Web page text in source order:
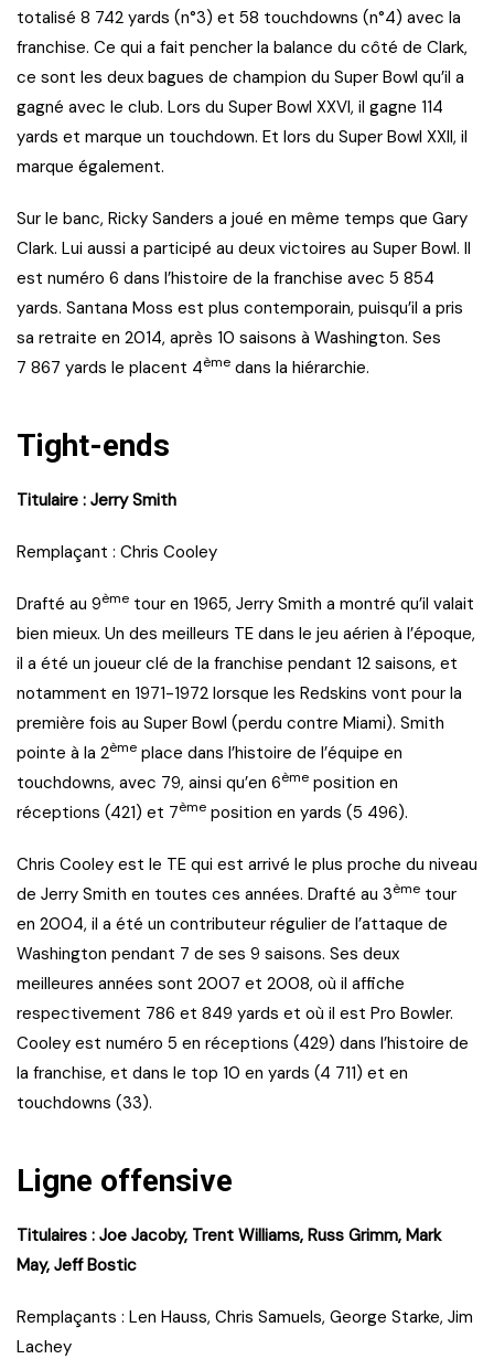
totalisé 8 742 yards (n°3) et 58 touchdowns (n°4) avec la
franchise. Ce qui a fait pencher la balance du côté de Clark,
ce sont les deux bagues de champion du Super Bowl qu’il a
gagné avec le club. Lors du Super Bowl XXVI, il gagne 114
yards et marque un touchdown. Et lors du Super Bowl XXII, il
marque également.
Sur le banc, Ricky Sanders a joué en même temps que Gary
Clark. Lui aussi a participé au deux victoires au Super Bowl. Il
est numéro 6 dans l’histoire de la franchise avec 5 854
yards. Santana Moss est plus contemporain, puisqu’il a pris
sa retraite en 2014, après 10 saisons à Washington. Ses
7 867 yards le placent 4ème dans la hiérarchie.
Tight-ends
Titulaire : Jerry Smith
Remplaçant : Chris Cooley
Drafté au 9ème tour en 1965, Jerry Smith a montré qu’il valait
bien mieux. Un des meilleurs TE dans le jeu aérien à l’époque,
il a été un joueur clé de la franchise pendant 12 saisons, et
notamment en 1971-1972 lorsque les Redskins vont pour la
première fois au Super Bowl (perdu contre Miami). Smith
pointe à la 2ème place dans l’histoire de l’équipe en
touchdowns, avec 79, ainsi qu’en 6ème position en
réceptions (421) et 7ème position en yards (5 496).
Chris Cooley est le TE qui est arrivé le plus proche du niveau
de Jerry Smith en toutes ces années. Drafté au 3ème tour
en 2004, il a été un contributeur régulier de l’attaque de
Washington pendant 7 de ses 9 saisons. Ses deux
meilleures années sont 2007 et 2008, où il affiche
respectivement 786 et 849 yards et où il est Pro Bowler.
Cooley est numéro 5 en réceptions (429) dans l’histoire de
la franchise, et dans le top 10 en yards (4 711) et en
touchdowns (33).
Ligne offensive
Titulaires : Joe Jacoby, Trent Williams, Russ Grimm, Mark
May, Jeff Bostic
Remplaçants : Len Hauss, Chris Samuels, George Starke, Jim
Lachey